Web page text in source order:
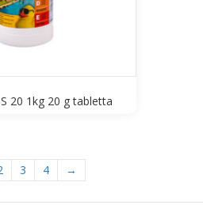
20 1kg 20 g tabletta
3 4 →